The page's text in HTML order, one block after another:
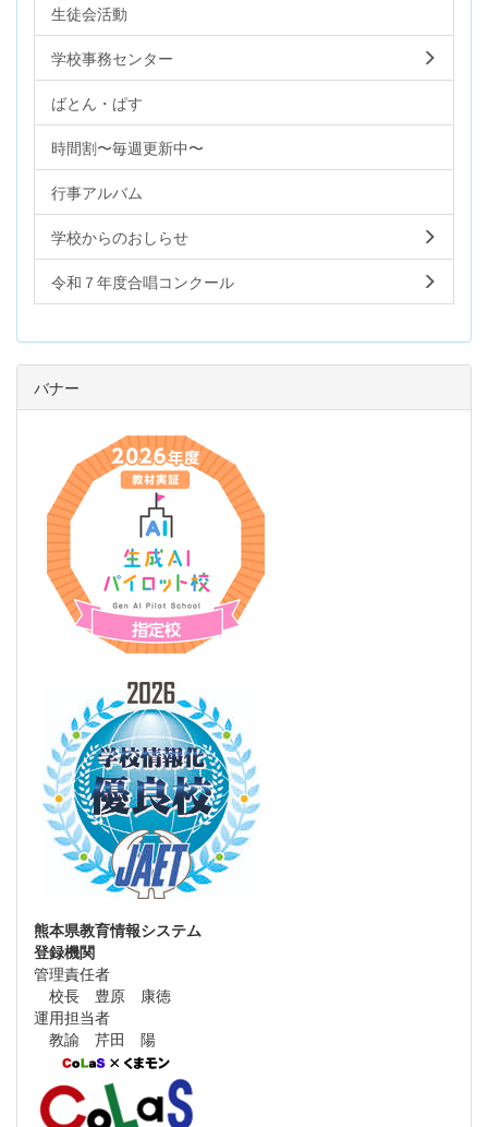
生徒会活動
学校事務センター
ばとん・ぱす
時間割〜毎週更新中〜
行事アルバム
学校からのおしらせ
令和７年度合唱コンクール
バナー
熊本県教育情報システム
登録機関
管理責任者
校長 豊原 康徳
運用担当者
教諭 芹田 陽